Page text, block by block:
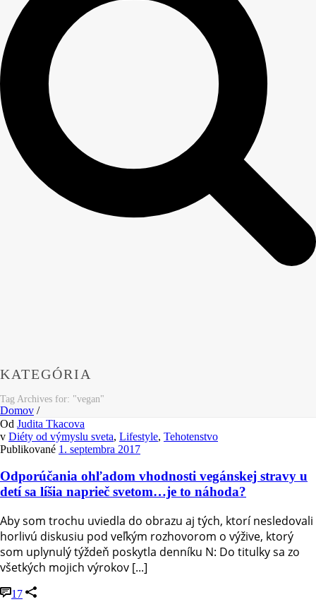
KATEGÓRIA
Tag Archives for: "vegan"
Domov /
Od Judita Tkacova
v Diéty od výmyslu sveta, Lifestyle, Tehotenstvo
Publikované 1. septembra 2017
Odporúčania ohľadom vhodnosti vegánskej stravy u
detí sa líšia naprieč svetom…je to náhoda?
Aby som trochu uviedla do obrazu aj tých, ktorí nesledovali
horlivú diskusiu pod veľkým rozhovorom o výžive, ktorý
som uplynulý týždeň poskytla denníku N: Do titulky sa zo
všetkých mojich výrokov [...]
17